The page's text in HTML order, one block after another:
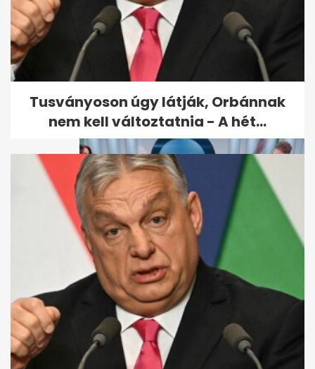
Népszava: milliárdos
gyorssegélyt küld
Magyarországnak az EU
A Kétfarkú Kutya Párt 5 perce
az M1-en: megcsörrent a
telefon
Tusványoson úgy látják, Orbánnak
nem kell változtatnia - A hét...